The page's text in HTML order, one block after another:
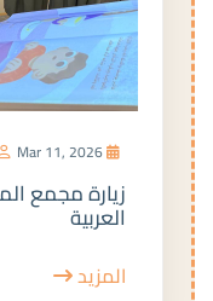
زيارة مجمع
العربية
المزيد